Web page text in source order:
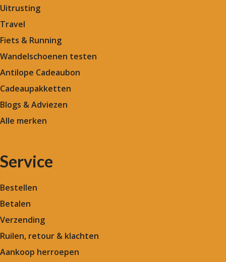
Uitrusting
Travel
Fiets & Running
Wandelschoenen testen
Antilope Cadeaubon
Cadeaupakketten
Blogs & Adviezen
Alle merken
Service
Bestellen
Betalen
Verzending
Ruilen, retour & klachten
Aankoop herroepen